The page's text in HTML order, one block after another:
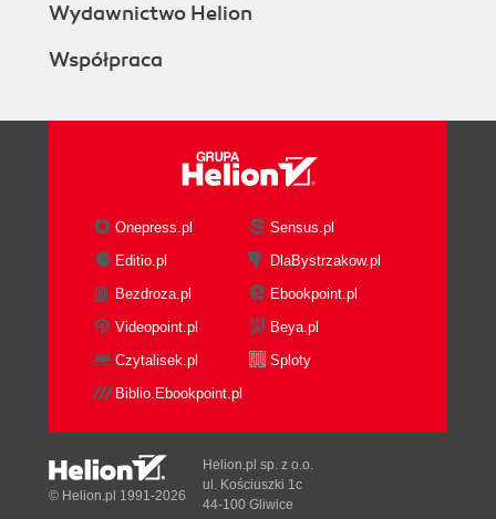
Wydawnictwo Helion
Współpraca
Onepress.pl
Sensus.pl
Editio.pl
DlaBystrzakow.pl
Bezdroza.pl
Ebookpoint.pl
Videopoint.pl
Beya.pl
Czytalisek.pl
Sploty
Biblio.Ebookpoint.pl
© Helion.pl 1991-2026
Helion.pl sp. z o.o.
ul. Kościuszki 1c
44-100 Gliwice